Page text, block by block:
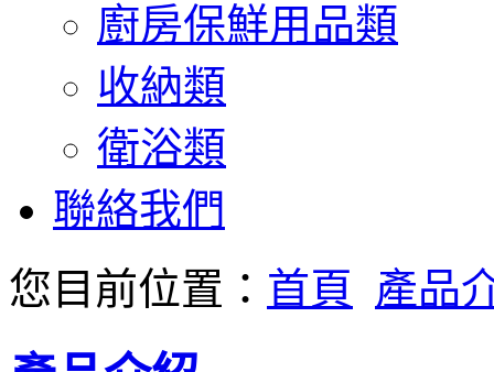
廚房保鮮用品類
收納類
衛浴類
聯絡我們
您目前位置： 首頁 產品